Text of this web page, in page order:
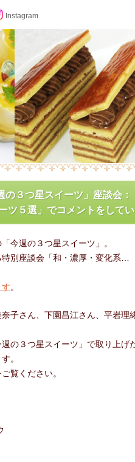
ダー
Instagram
の３つ星スイーツ」座談会
５選」でコメントをしてい
今週の３つ星スイーツ」。
特別座談会「和・濃厚・変化系
。
子さん、下園昌江さん、平岩理
の３つ星スイーツ」で取り上げ
。
覧ください。